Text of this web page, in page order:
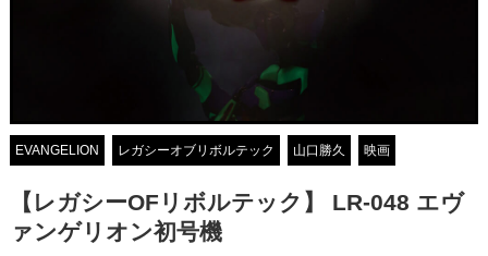
EVANGELION レガシーオブリボルテック 山口勝久 映画
【レガシーOFリボルテック】 LR-048 エヴ
ァンゲリオン初号機